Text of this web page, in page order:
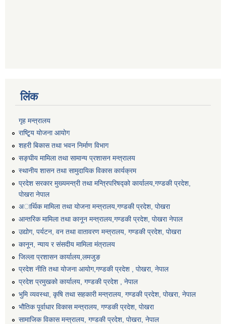
लिंक
गृह मन्त्रालय
राष्टि्ृय योजना आयोग
शहरी बिकास तथा भवन निर्माण विभाग
सङ्घीय मामिला तथा सामान्य प्रशासन मन्त्रालय
स्थानीय शासन तथा सामुदायिक विकास कार्यक्रम
प्रदेश सरकार मुख्यमन्त्री तथा मन्त्रिपरिषद्को कार्यालय,गण्डकी प्रदेश,
पाेखरा नेपाल
अार्थिक मामिला तथा योजना मन्त्रालय,गण्डकी प्रदेश, पोखरा
आन्तरिक मामिला तथा कानून मन्त्रालय,गण्डकी प्रदेश, पाेखरा नेपाल
उद्योग, पर्यटन, वन तथा वातावरण मन्त्रालय, गण्डकी प्रदेश, पोखरा
कानून, न्याय र संसदीय मामिला मंत्रालय
जिल्ला प्रशासन कार्यालय,लमजुङ
प्रदेश नीति तथा योजना आयोग,गण्डकी प्रदेश , पोखरा, नेपाल
प्रदेश प्रमुखको कार्यालय, गण्डकी प्रदेश , नेपाल
भुमि व्यवस्था, कृषि तथा सहकारी मन्त्रालय, गण्डकी प्रदेश, पोखरा, नेपाल
भौतिक पूर्वाधार विकास मन्त्रालय, गण्डकी प्रदेश, पाेखरा
सामाजिक विकास मन्त्रालय, गण्डकी प्रदेश, पोखरा, नेपाल